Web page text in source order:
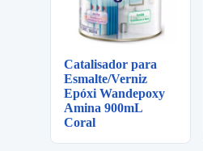
Catalisador para
Esmalte/Verniz
Epóxi Wandepoxy
Amina 900mL
Coral